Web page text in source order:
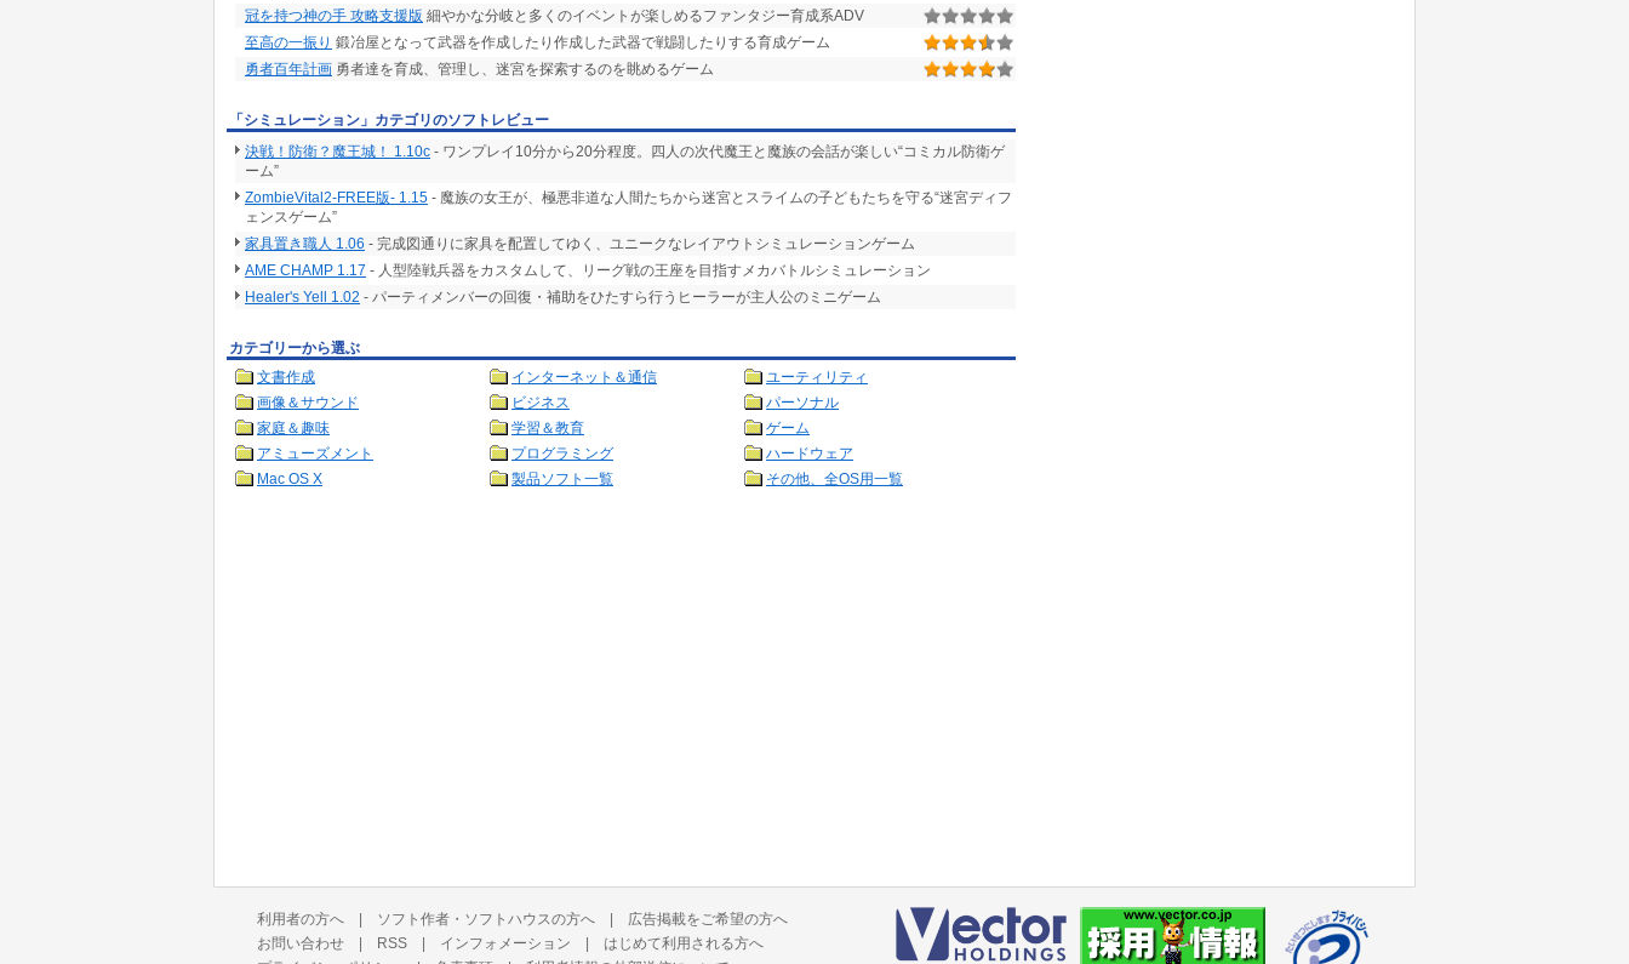
冠を持つ神の手 攻略支援版 細やかな分岐と多くのイベントが楽しめるファンタジー育成系ADV
至高の一振り 鍛冶屋となって武器を作成したり作成した武器で戦闘したりする育成ゲーム
勇者百年計画 勇者達を育成、管理し、迷宮を探索するのを眺めるゲーム
「シミュレーション」カテゴリのソフトレビュー
決戦！防衛？魔王城！ 1.10c - ワンプレイ10分から20分程度。四人の次代魔王と魔族の会話が楽しい“コミカル防衛ゲ
ーム”
ZombieVital2-FREE版- 1.15 - 魔族の女王が、極悪非道な人間たちから迷宮とスライムの子どもたちを守る“迷宮ディフ
ェンスゲーム”
家具置き職人 1.06 - 完成図通りに家具を配置してゆく、ユニークなレイアウトシミュレーションゲーム
AME CHAMP 1.17 - 人型陸戦兵器をカスタムして、リーグ戦の王座を目指すメカバトルシミュレーション
Healer's Yell 1.02 - パーティメンバーの回復・補助をひたすら行うヒーラーが主人公のミニゲーム
カテゴリーから選ぶ
文書作成
インターネット＆通信
ユーティリティ
画像＆サウンド
ビジネス
パーソナル
家庭＆趣味
学習＆教育
ゲーム
アミューズメント
プログラミング
ハードウェア
Mac OS X
製品ソフト一覧 その他、全OS用一覧
利用者の方へ | ソフト作者・ソフトハウスの方へ | 広告掲載をご希望の方へ
お問い合わせ | RSS | インフォメーション | はじめて利用される方へ